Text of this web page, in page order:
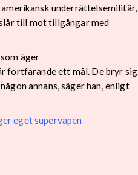
underrättelsemilitär,
till mot tillgångar med
äger
fortfarande ett mål. De bryr sig
annans, säger han, enligt
eget supervapen